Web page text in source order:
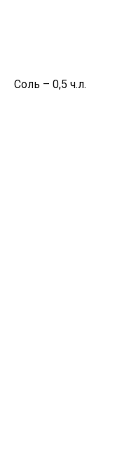
Соль – 0,5 ч.л.